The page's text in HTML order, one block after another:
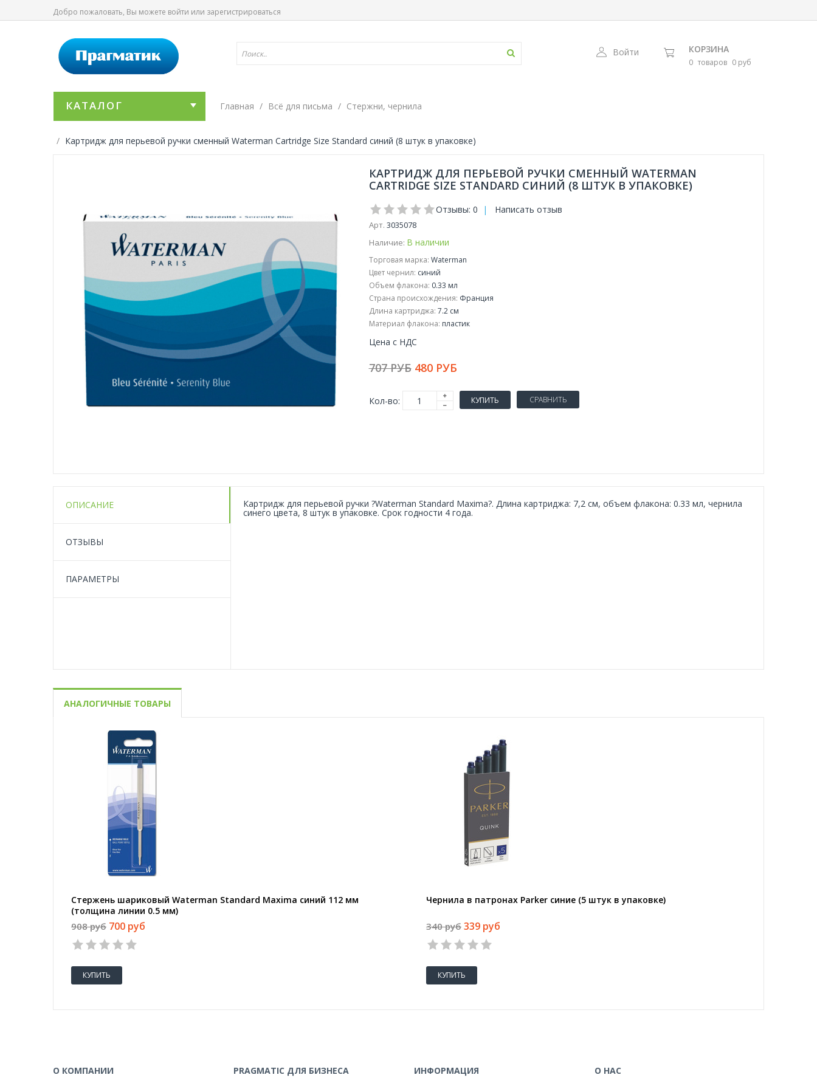
Добро пожаловать, Вы можете войти или зарегистрироваться
Войти КОРЗИНА
0 товаров 0 руб
КАТАЛОГ Главная Всё для письма Стержни, чернила
Картридж для перьевой ручки сменный Waterman Cartridge Size Standard синий (8 штук в упаковке)
КАРТРИДЖ ДЛЯ ПЕРЬЕВОЙ РУЧКИ СМЕННЫЙ WATERMAN
CARTRIDGE SIZE STANDARD СИНИЙ (8 ШТУК В УПАКОВКЕ)
Отзывы: 0 | Написать отзыв
Арт. 3035078
Наличие: В наличии
Торговая марка: Waterman
Цвет чернил: синий
Объем флакона: 0.33 мл
Страна происхождения: Франция
Длина картриджа: 7.2 см
Материал флакона: пластик
Цена с НДС
707 РУБ 480 РУБ
Кол-во: КУПИТЬ СРАВНИТЬ
ОПИСАНИЕ
ОТЗЫВЫ
ПАРАМЕТРЫ
Картридж для перьевой ручки ?Waterman Standard Maxima?. Длина картриджа: 7,2 см, объем флакона: 0.33 мл, чернила
синего цвета, 8 штук в упаковке. Срок годности 4 года.
АНАЛОГИЧНЫЕ ТОВАРЫ
Стержень шариковый Waterman Standard Maxima синий 112 мм
(толщина линии 0.5 мм)
908 руб 700 руб
КУПИТЬ
Чернила в патронах Parker синие (5 штук в упаковке)
340 руб 339 руб
КУПИТЬ
О КОМПАНИИ PRAGMATIC ДЛЯ БИЗНЕСА ИНФОРМАЦИЯ О НАС